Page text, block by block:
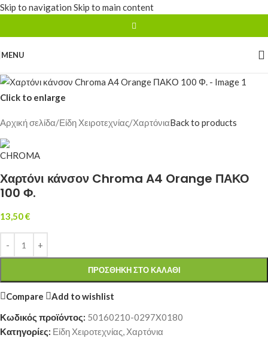
Skip to navigation Skip to main content
MENU
Click to enlarge
Αρχική σελίδα/Είδη Χειροτεχνίας/ΧαρτόνιαBack to products
Χαρτόνι κάνσον Chroma A4 Orange ΠΑΚΟ
100 Φ.
13,50€
ΠΡΟΣΘΉΚΗ ΣΤΟ ΚΑΛΆΘΙ
Compare
Add to wishlist
Κωδικός προϊόντος: 50160210-0297X0180
Κατηγορίες: Είδη Χειροτεχνίας, Χαρτόνια